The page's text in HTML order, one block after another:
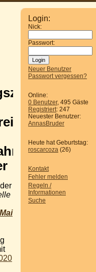
Login:
Nick:
Passwort:
Neuer Benutzer
Passwort vergessen?
Online:
0 Benutzer, 495 Gäste
Registriert: 247
Neuester Benutzer:
AnnasBruder
Heute hat Geburtstag:
roscarcoza (26)
Kontakt
Fehler melden
Regeln /
Informationen
Suche